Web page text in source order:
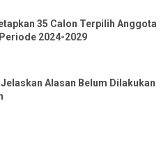
35 Calon Terpilih Anggota
2024-2029
Alasan Belum Dilakukan